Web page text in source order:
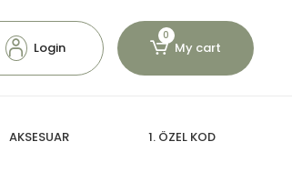
Login
0
My cart
AKSESUAR 1. ÖZEL KOD